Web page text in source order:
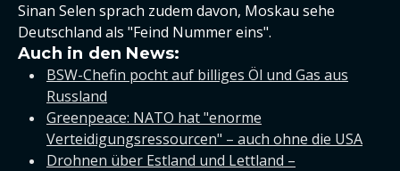
Sinan Selen sprach zudem davon, Moskau sehe
Deutschland als "Feind Nummer eins".
Auch in den News:
BSW-Chefin pocht auf billiges Öl und Gas aus
Russland
Greenpeace: NATO hat "enorme
Verteidigungsressourcen" – auch ohne die USA
Drohnen über Estland und Lettland –